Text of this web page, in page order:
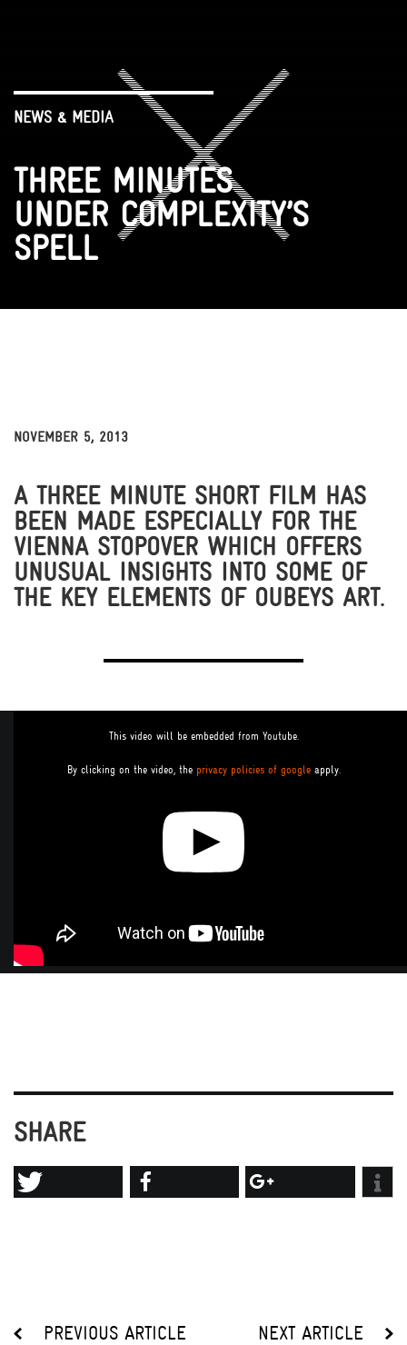
NEWS & MEDIA
THREE MINUTES
UNDER COMPLEXITY’S
SPELL
NOVEMBER 5, 2013
A THREE MINUTE SHORT FILM HAS
BEEN MADE ESPECIALLY FOR THE
VIENNA STOPOVER WHICH OFFERS
UNUSUAL INSIGHTS INTO SOME OF
THE KEY ELEMENTS OF OUBEYS ART.
This video will be embedded from Youtube.
By clicking on the video, the privacy policies of googleapply.
SHARE
PREVIOUS ARTICLE NEXT ARTICLE